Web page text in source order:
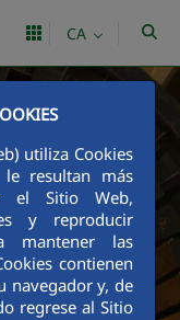
utiliza Cookies
le resultan más
el Sitio Web,
y reproducir
mantener las
contienen
navegador y, de
regrese al Sitio
CA